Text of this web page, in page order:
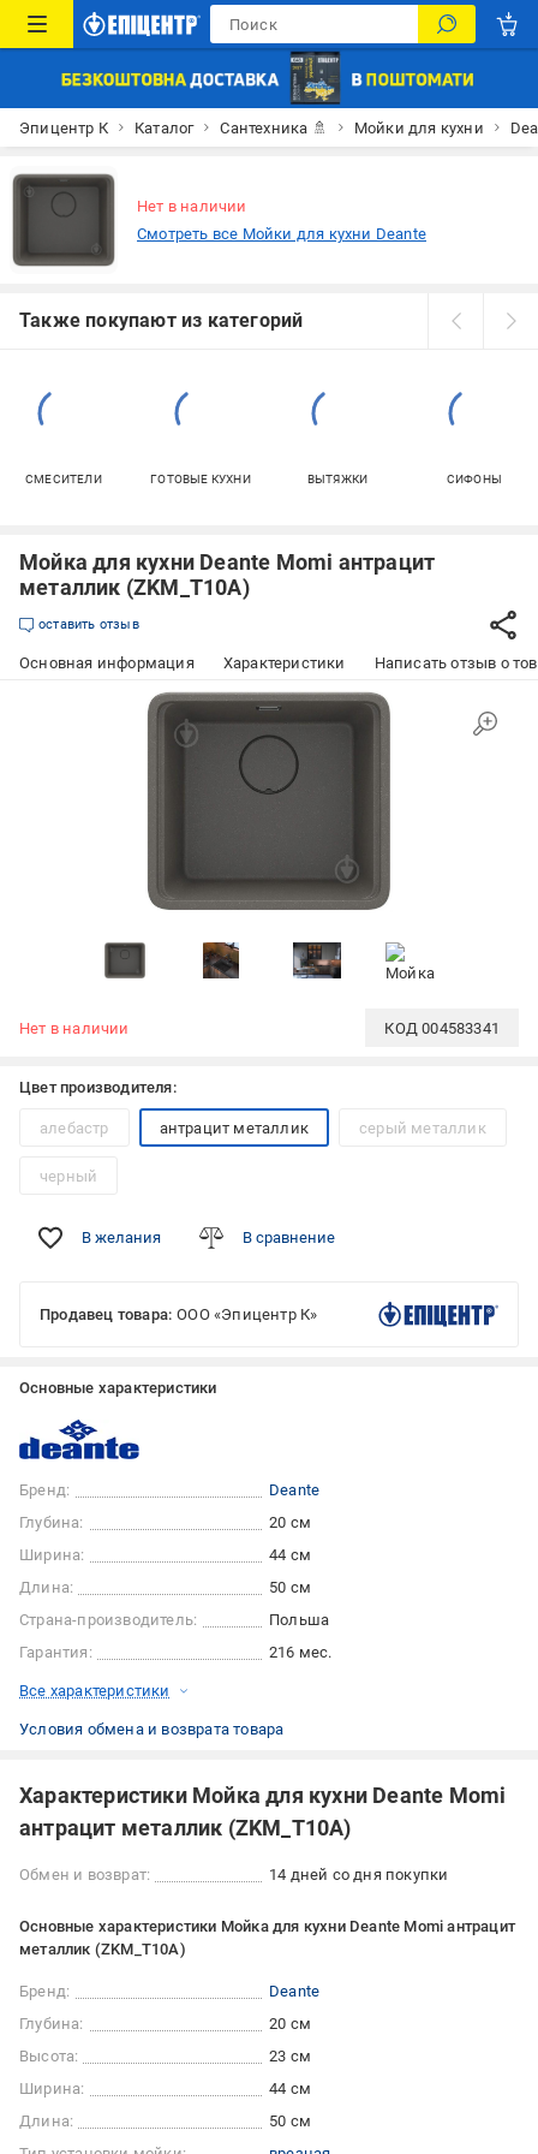
Эпицентр К Каталог Сантехника 🚿 Мойки для кухни
Нет в наличии
Смотреть все Мойки для кухни Deante
Также покупают из категорий
СМЕСИТЕЛИ ГОТОВЫЕ КУХНИ ВЫТЯЖКИ СИФОНЫ
Мойка для кухни Deante Momi антрацит
металлик (ZKM_T10A)
оставить отзыв
Основная информация Характеристики Написать отзыв о
Нет в наличии КОД004583341
Цвет производителя:
алебастр антрацит металлик серый металлик
черный
В желания В сравнение
Продавец товара: ООО «Эпицентр К»
Основные характеристики
Бренд:
Deante
Глубина:
20 см
Ширина:
44 см
Длина:
50 см
Страна-производитель:
Польша
Гарантия:
216 мес.
Все характеристики
Условия обмена и возврата товара
Характеристики Мойка для кухни Deante Momi
антрацит металлик (ZKM_T10A)
Обмен и возврат: 14 дней со дня покупки
Основные характеристики Мойка для кухни Deante Momi антрацит
металлик (ZKM_T10A)
Бренд:
Deante
Глубина:
20 см
Высота:
23 см
Ширина:
44 см
Длина:
50 см